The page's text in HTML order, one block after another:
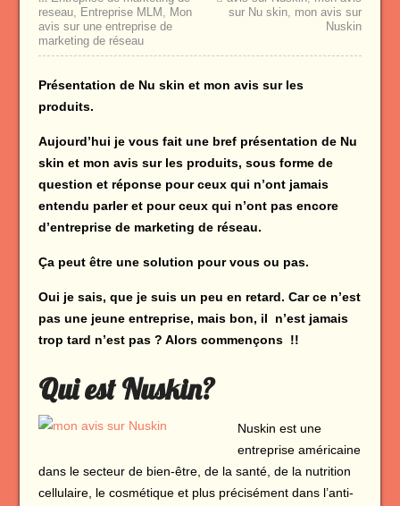
reseau, Entreprise MLM , Mon
avis sur une entreprise de
marketing de réseau
sur Nu skin, mon avis sur
Nuskin
Présentation de Nu skin et mon avis sur les
produits.
Aujourd’hui je vous fait une bref présentation de Nu
skin et mon avis sur les produits, sous forme de
question et réponse pour ceux qui n’ont jamais
entendu parler et pour ceux qui n’ont pas encore
d’entreprise de marketing de réseau.
Ça peut être une solution pour vous ou pas.
Oui je sais, que je suis un peu en retard. Car ce n’est
pas une jeune entreprise, mais bon, il n’est jamais
trop tard n’est pas ? Alors commençons !!
Qui est Nuskin?
Nuskin est une
entreprise américaine
dans le secteur de bien-être, de la santé, de la nutrition
cellulaire, le cosmétique et plus précisément dans l’anti-